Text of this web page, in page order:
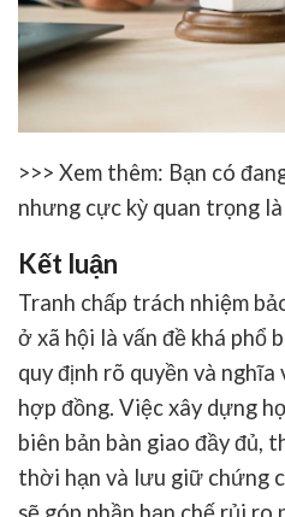
>>> Xem thêm: Bạn có
nhưng cực kỳ quan trọng là
Kết luận
Tranh chấp trách nhiệm
ở xã hội là vấn đề khá phổ
quy định rõ quyền và
hợp đồng. Việc xây dựng
biên bản bàn giao đầy đủ,
thời hạn và lưu giữ chứng